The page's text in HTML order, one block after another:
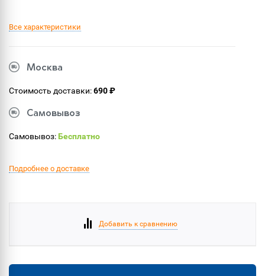
Все характеристики
Москва
Стоимость доставки:690 ₽
Самовывоз
Самовывоз:Бесплатно
Подробнее о доставке
Добавить к сравнению